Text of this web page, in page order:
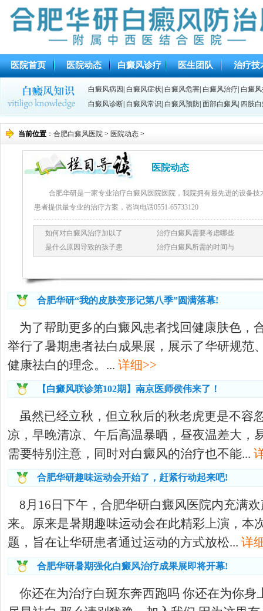
医院首页 医院动态 白癜风诊疗 医生团队 治疗技
白癜风病因 白癜风症状 白癜风危害 白癜风治疗 白癜
白癜风诊断 白癜风常识 白癜风预防 面部白癜风 四肢
当前位置 ： 合肥白癜风医院 > 医院动态 >
医院动态
合肥华研是一家专业治疗白癜风医院医院，我院拥有最先进的设备
患者提供最专业的治疗方案，咨询电话0551-65733120
如何对白癜风治疗加以了
治疗白癜风需要考虑哪些
是什么原因导致的孩子患
治疗白癜风所需的时间与
合肥华研“我的皮肤变形记第八季”圆满落幕!
为了帮助更多的白癜风患者找回健康肤色，
举行了暑期患者祛白成果展，展示了华研规范
健康祛白的理念。... 详细>>
【白癜风联诊第102期】南京医师侯伟来了！
虽然已经立秋，但立秋后的秋老虎更是不容
凉，早晚清凉、午后高温暴晒，昼夜温差大，
需要特别注意，同时对白癜风的治疗也不能...
合肥华研趣味运动会开始了，赶紧行动起来吧!
8月16日下午，合肥华研白癜风医院内充满
来。原来是暑期趣味运动会在此精彩上演，本
题，旨在让华研患者通过运动的方式放松... 详
合肥华研暑期强化白癜风治疗成果展即将开幕!
你还在为治疗白斑东奔西跑吗 你还在为你身